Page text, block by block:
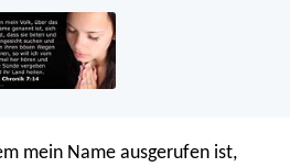
mein Name ausgerufen ist,